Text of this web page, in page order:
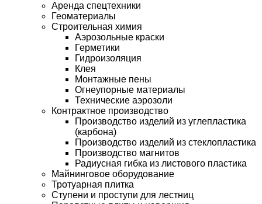
Аренда спецтехники
Геоматериалы
Строительная химия
Аэрозольные краски
Герметики
Гидроизоляция
Клея
Монтажные пены
Огнеупорные материалы
Технические аэрозоли
Контрактное производство
Производство изделий из углепластика
(карбона)
Производство изделий из стеклопластика
Производство магнитов
Радиусная гибка из листового пластика
Майнинговое оборудование
Тротуарная плитка
Ступени и проступи для лестниц